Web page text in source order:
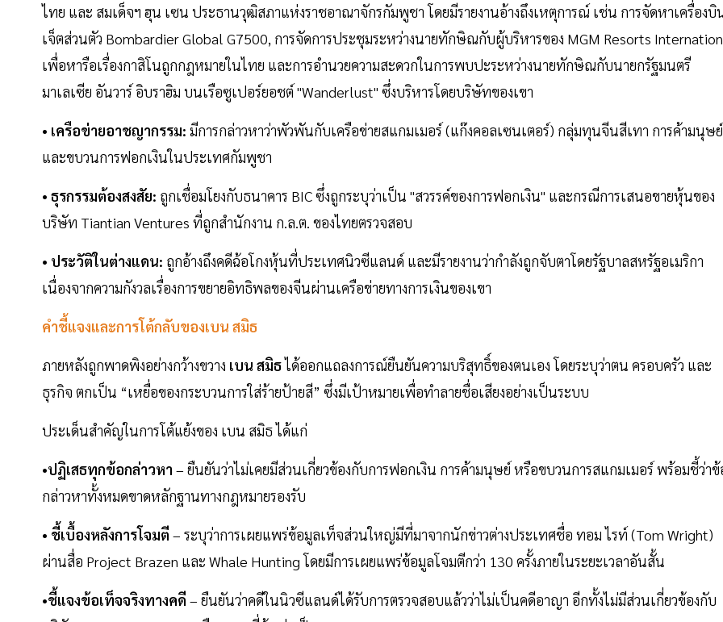
ไทย และ สมเด็จฯ ฮุน เซน ประธานวุฒิสภาแห่งราชอาณาจักรกัมพูชา โดยมีรายงานอ้างถึงเหตุการณ์ เช่น การจัดหาเครื่องบิ
เจ็ตส่วนตัว Bombardier Global G7500, การจัดการประชุมระหว่างนายทักษิณกับผู้บริหารของ MGM Resorts
เพื่อหารือเรื่องกาสิโนถูกกฎหมายในไทย และการอำนวยความสะดวกในการพบปะระหว่างนายทักษิณกับนายกรัฐมนตรี
มาเลเซีย อันวาร์ อิบราฮิม บนเรือซูเปอร์ยอชต์ "Wanderlust" ซึ่งบริหารโดยบริษัทของเขา
• เครือข่ายอาชญากรรม: มีการกล่าวหาว่าพัวพันกับเครือข่ายสแกมเมอร์ (แก๊งคอลเซนเตอร์) กลุ่มทุนจีนสีเทา การค้ามนุษย์
และขบวนการฟอกเงินในประเทศกัมพูชา
• ธุรกรรมต้องสงสัย: ถูกเชื่อมโยงกับธนาคาร BIC ซึ่งถูกระบุว่าเป็น "สวรรค์ของการฟอกเงิน" และกรณีการเสนอขายหุ้นของ
บริษัท Tiantian Ventures ที่ถูกสำนักงาน ก.ล.ต. ของไทยตรวจสอบ
• ประวัติในต่างแดน: ถูกอ้างถึงคดีฉ้อโกงหุ้นที่ประเทศนิวซีแลนด์ และมีรายงานว่ากำลังถูกจับตาโดยรัฐบาลสหรัฐอเมริกา
เนื่องจากความกังวลเรื่องการขยายอิทธิพลของจีนผ่านเครือข่ายทางการเงินของเขา
คำชี้แจงและการโต้กลับของเบน สมิธ
ภายหลังถูกพาดพิงอย่างกว้างขวาง เบน สมิธได้ออกแถลงการณ์ยืนยันความบริสุทธิ์ของตนเอง โดยระบุว่าตน ครอบครัว และ
ธุรกิจ ตกเป็น “เหยื่อของกระบวนการใส่ร้ายป้ายสี” ซึ่งมีเป้าหมายเพื่อทำลายชื่อเสียงอย่างเป็นระบบ
ประเด็นสำคัญในการโต้แย้งของ เบน สมิธ ได้แก่
•ปฏิเสธทุกข้อกล่าวหา – ยืนยันว่าไม่เคยมีส่วนเกี่ยวข้องกับการฟอกเงิน การค้ามนุษย์ หรือขบวนการสแกมเมอร์ พร้อมชี้ว่า
กล่าวหาทั้งหมดขาดหลักฐานทางกฎหมายรองรับ
• ชี้เบื้องหลังการโจมตี – ระบุว่าการเผยแพร่ข้อมูลเท็จส่วนใหญ่มีที่มาจากนักข่าวต่างประเทศชื่อ ทอม ไรท์ (Tom Wright)
ผ่านสื่อ Project Brazen และ Whale Hunting โดยมีการเผยแพร่ข้อมูลโจมตีกว่า 130 ครั้งภายในระยะเวลาอันสั้น
•ชี้แจงข้อเท็จจริงทางคดี – ยืนยันว่าคดีในนิวซีแลนด์ได้รับการตรวจสอบแล้วว่าไม่เป็นคดีอาญา อีกทั้งไม่มีส่วนเกี่ยวข้องกับ